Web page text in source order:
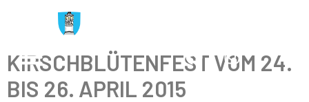
Kirschblütenfest 2015
KIRSCHBLÜTENFEST VOM 24.
BIS 26. APRIL 2015